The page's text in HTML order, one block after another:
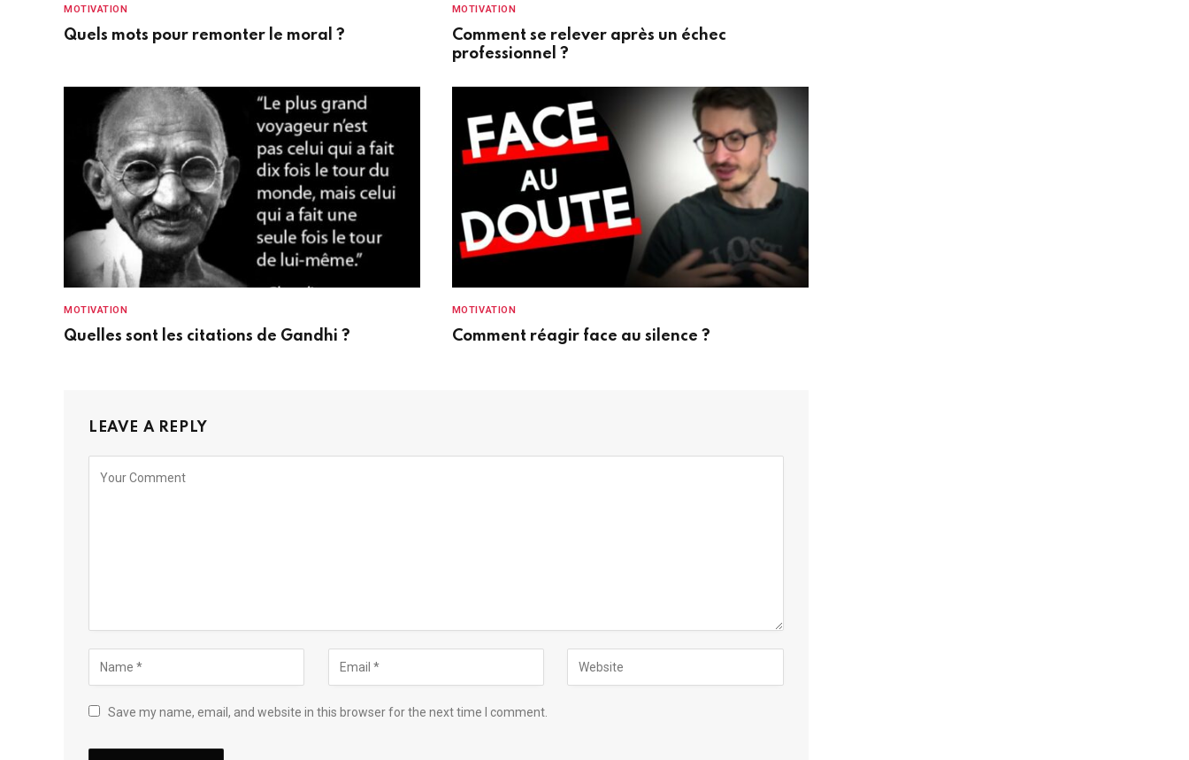
MOTIVATION
Quels mots pour remonter le moral ?
MOTIVATION
Comment se relever après un échec
professionnel ?
MOTIVATION
Quelles sont les citations de Gandhi ?
MOTIVATION
Comment réagir face au silence ?
LEAVE A REPLY
Save my name, email, and website in this browser for the next time I comment.